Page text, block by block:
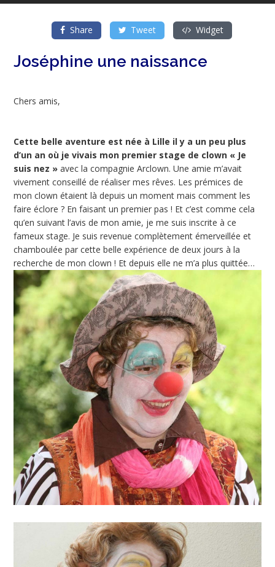
Share Tweet Widget
Joséphine une naissance
Chers amis,
Cette belle aventure est née à Lille il y a un peu plus
d’un an où je vivais mon premier stage de clown « Je
suis nez » avec la compagnie Arclown. Une amie m’avait
vivement conseillé de réaliser mes rêves. Les prémices de
mon clown étaient là depuis un moment mais comment les
faire éclore ? En faisant un premier pas ! Et c’est comme cela
qu’en suivant l’avis de mon amie, je me suis inscrite à ce
fameux stage. Je suis revenue complètement émerveillée et
chamboulée par cette belle expérience de deux jours à la
recherche de mon clown ! Et depuis elle ne m’a plus quittée…